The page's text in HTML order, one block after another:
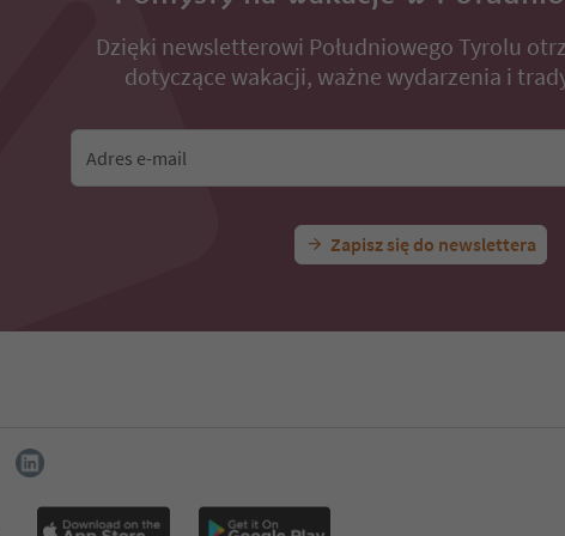
Dzięki newsletterowi Południowego Tyrolu
dotyczące wakacji, ważne wydarzenia i
Adres e-mail
Zapisz się do newslettera